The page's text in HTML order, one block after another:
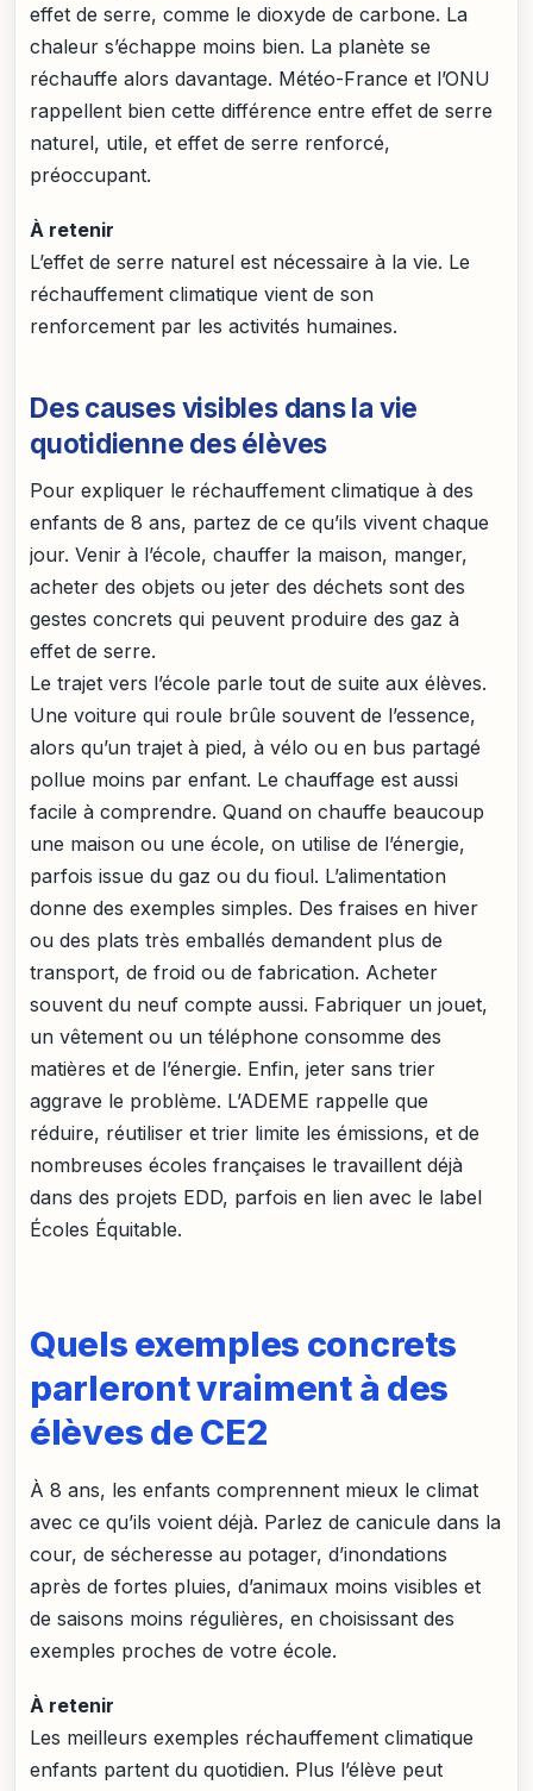
effet de serre, comme le dioxyde de carbone. La
chaleur s’échappe moins bien. La planète se
réchauffe alors davantage. Météo-France et l’ONU
rappellent bien cette différence entre effet de serre
naturel, utile, et effet de serre renforcé,
préoccupant.
À retenir
L’effet de serre naturel est nécessaire à la vie. Le
réchauffement climatique vient de son
renforcement par les activités humaines.
Des causes visibles dans la vie
quotidienne des élèves
Pour expliquer le réchauffement climatique à des
enfants de 8 ans, partez de ce qu’ils vivent chaque
jour. Venir à l’école, chauffer la maison, manger,
acheter des objets ou jeter des déchets sont des
gestes concrets qui peuvent produire des gaz à
effet de serre.
Le trajet vers l’école parle tout de suite aux élèves.
Une voiture qui roule brûle souvent de l’essence,
alors qu’un trajet à pied, à vélo ou en bus partagé
pollue moins par enfant. Le chauffage est aussi
facile à comprendre. Quand on chauffe beaucoup
une maison ou une école, on utilise de l’énergie,
parfois issue du gaz ou du fioul. L’alimentation
donne des exemples simples. Des fraises en hiver
ou des plats très emballés demandent plus de
transport, de froid ou de fabrication. Acheter
souvent du neuf compte aussi. Fabriquer un jouet,
un vêtement ou un téléphone consomme des
matières et de l’énergie. Enfin, jeter sans trier
aggrave le problème. L’ADEME rappelle que
réduire, réutiliser et trier limite les émissions, et de
nombreuses écoles françaises le travaillent déjà
dans des projets EDD, parfois en lien avec le label
Écoles Équitable.
Quels exemples concrets
parleront vraiment à des
élèves de CE2
À 8 ans, les enfants comprennent mieux le climat
avec ce qu’ils voient déjà. Parlez de canicule dans la
cour, de sécheresse au potager, d’inondations
après de fortes pluies, d’animaux moins visibles et
de saisons moins régulières, en choisissant des
exemples proches de votre école.
À retenir
Les meilleurs exemples réchauffement climatique
enfants partent du quotidien. Plus l’élève peut